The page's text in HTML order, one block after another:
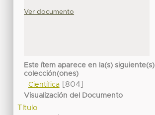
Ver documento
Este ítem aparece en la(s) siguiente(s)
colección(ones)
Científica[804]
Visualización del Documento
Título